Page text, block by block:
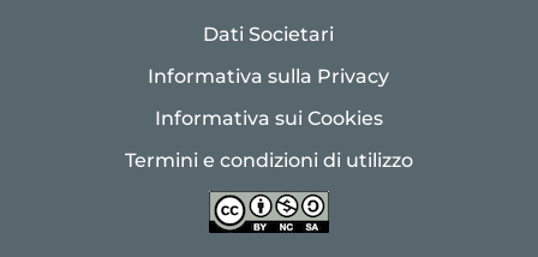
Dati Societari
Informativa sulla Privacy
Informativa sui Cookies
Termini e condizioni di utilizzo